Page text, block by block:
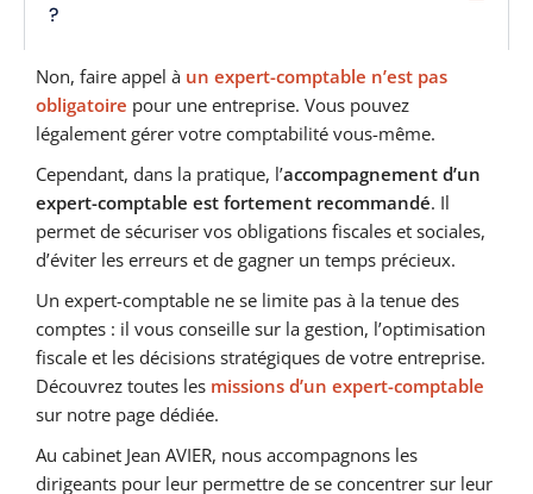
?
Non, faire appel à un expert-comptable n’est pas
obligatoire pour une entreprise. Vous pouvez
légalement gérer votre comptabilité vous-même.
Cependant, dans la pratique, l’accompagnement d’un
expert-comptable est fortement recommandé. Il
permet de sécuriser vos obligations fiscales et sociales,
d’éviter les erreurs et de gagner un temps précieux.
Un expert-comptable ne se limite pas à la tenue des
comptes : il vous conseille sur la gestion, l’optimisation
fiscale et les décisions stratégiques de votre entreprise.
Découvrez toutes les missions d’un expert-comptable
sur notre page dédiée.
Au cabinet Jean AVIER, nous accompagnons les
dirigeants pour leur permettre de se concentrer sur leur